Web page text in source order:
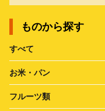
ものから探す
すべて
お米・パン
フルーツ類